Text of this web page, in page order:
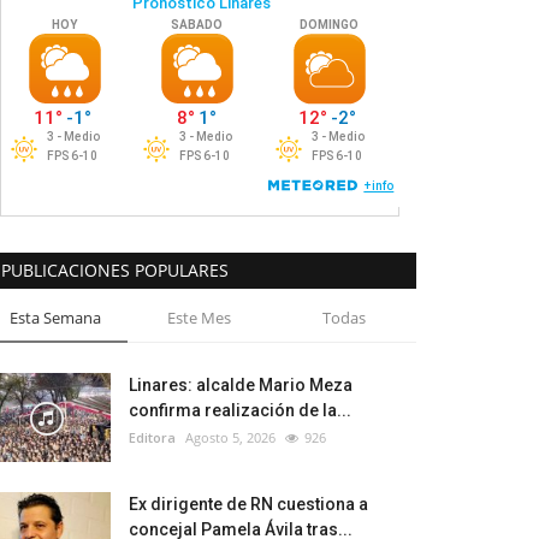
PUBLICACIONES POPULARES
Esta Semana Este Mes Todas
Linares: alcalde Mario Meza
confirma realización de la...
Editora Agosto 5, 2026 926
Ex dirigente de RN cuestiona a
concejal Pamela Ávila tras...